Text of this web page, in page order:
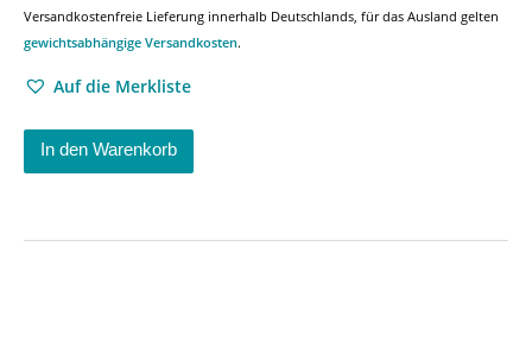
Versandkostenfreie Lieferung innerhalb Deutschlands, für das Ausland gelten
gewichtsabhängige Versandkosten.
Auf die Merkliste
In den Warenkorb